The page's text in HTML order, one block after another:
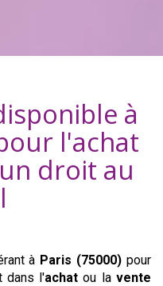
à
l'achat
droit au
à Paris (75000) pour
dans l'achat ou lavente